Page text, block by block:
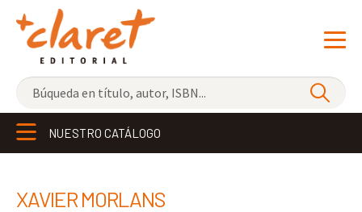
NOVEDADES
LOS MÁS VENDIDOS
NUESTRO CATÁLOGO
XAVIER MORLANS